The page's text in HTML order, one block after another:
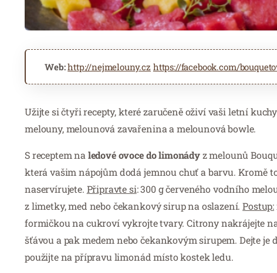
Web:http://nejmelouny.cz https://facebook.com/
Užijte si čtyři recepty, které zaručeně oživí vaši letní
melouny, melounová zavařenina a melounová bowle.
S receptem na ledové ovoce do limonádyz melounů
která vašim nápojům dodá jemnou chuť a barvu. Kromě
naservírujete. Připravte si: 300 g červeného vodního
z limetky, med nebo čekankový sirup na oslazení.Postup:
formičkou na cukroví vykrojte tvary. Citrony nakrájejte
šťávou a pak medem nebo čekankovým sirupem. Dejte
použijte na přípravu limonád místo kostek ledu.